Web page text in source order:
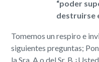
“poder
destruirse
Tomemos un respiro e
siguientes preguntas;
la Sra. A o del Sr. B